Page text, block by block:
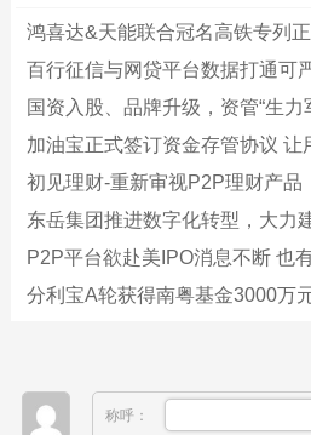
鸿喜达&天能联合冠名高铁专列
百行征信与网贷平台数据打通可
国资入股、品牌升级，资管“生力
加油宝正式签订资金存管协议 让
初见理财-重新审视P2P理财产品
东岳集团推进数字化转型，大力
P2P平台欲赴美IPO消息不断 也
分利宝A轮获得南粤基金3000万
称呼：